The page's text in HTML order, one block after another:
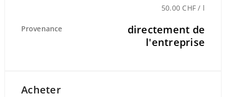
50.00 CHF / l
Provenance
directement de
l'entreprise
Acheter